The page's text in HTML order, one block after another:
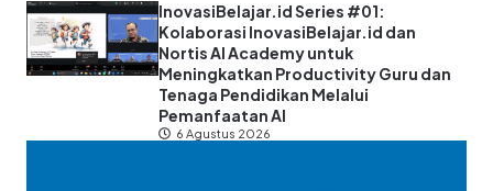
InovasiBelajar.id Series #01:
Kolaborasi InovasiBelajar.id dan
Nortis AI Academy untuk
Meningkatkan Productivity Guru dan
Tenaga Pendidikan Melalui
Pemanfaatan AI
6 Agustus 2026